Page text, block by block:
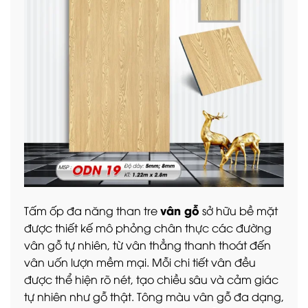
Tấm ốp đa năng than trevân gỗ sở hữu bề mặt
được thiết kế mô phỏng chân thực các đường
vân gỗ tự nhiên, từ vân thẳng thanh thoát đến
vân uốn lượn mềm mại. Mỗi chi tiết vân đều
được thể hiện rõ nét, tạo chiều sâu và cảm giác
tự nhiên như gỗ thật. Tông màu vân gỗ đa dạng,